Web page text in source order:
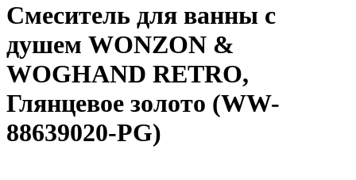
Смеситель для ванны с
душем WONZON &
WOGHAND RETRO,
Глянцевое золото (WW-
88639020-PG)